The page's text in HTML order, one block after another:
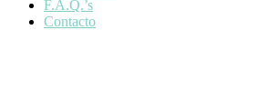
F.A.Q.’s
Contacto